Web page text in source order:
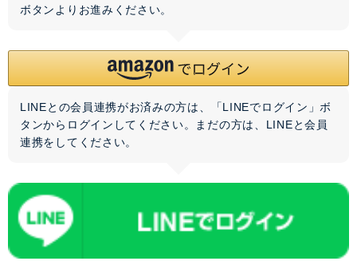
ボタンよりお進みください。
LINEとの会員連携がお済みの方は、「LINEでログイン」ボ
タンからログインしてください。まだの方は、 LINEと会員
連携をしてください。